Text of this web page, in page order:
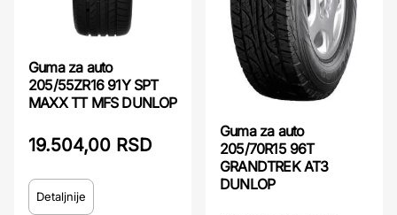
Guma za auto
205/55ZR16 91Y SPT
MAXX TT MFS DUNLOP
19.504,00 RSD
Detaljnije
Guma za auto
205/70R15 96T
GRANDTREK AT3
DUNLOP